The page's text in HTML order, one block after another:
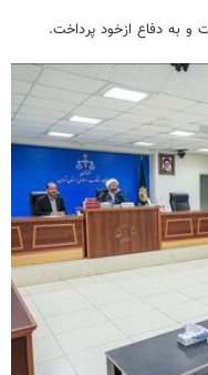
و به دفاع ازخود پرداخت.